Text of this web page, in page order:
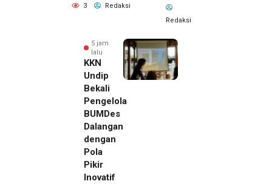
3 Redaksi
Redaksi
5 jam
lalu
KKN
Undip
Bekali
Pengelola
BUMDes
Dalangan
dengan
Pola
Pikir
Inovatif